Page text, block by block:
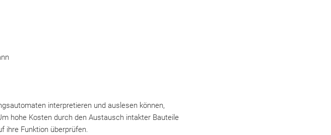
interpretieren und auslesen können,
hohe Kosten durch den Austausch intakter Bauteile
ihre Funktion überprüfen.